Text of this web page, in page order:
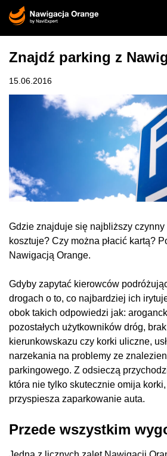
Znajdź parking z
15.06.2016
Gdzie znajduje się najbliższy
kosztuje? Czy można płacić kartą?
Nawigacją Orange.
Gdyby zapytać kierowców
drogach o to, co najbardziej ich
obok takich odpowiedzi jak:
pozostałych użytkowników dróg,
kierunkowskazu czy korki uliczne,
narzekania na problemy ze
parkingowego. Z odsieczą
która nie tylko skutecznie omija
przyspiesza zaparkowanie auta.
Przede wszystkim